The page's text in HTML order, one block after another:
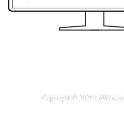
Copyright © 2026 AWhouse